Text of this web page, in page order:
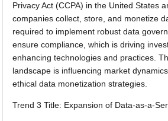
Privacy Act (CCPA) in the United States
companies collect, store, and monetize
required to implement robust data
ensure compliance, which is driving
enhancing technologies and practices.
landscape is influencing market
ethical data monetization strategies.
Trend 3 Title: Expansion of Data-as-a-